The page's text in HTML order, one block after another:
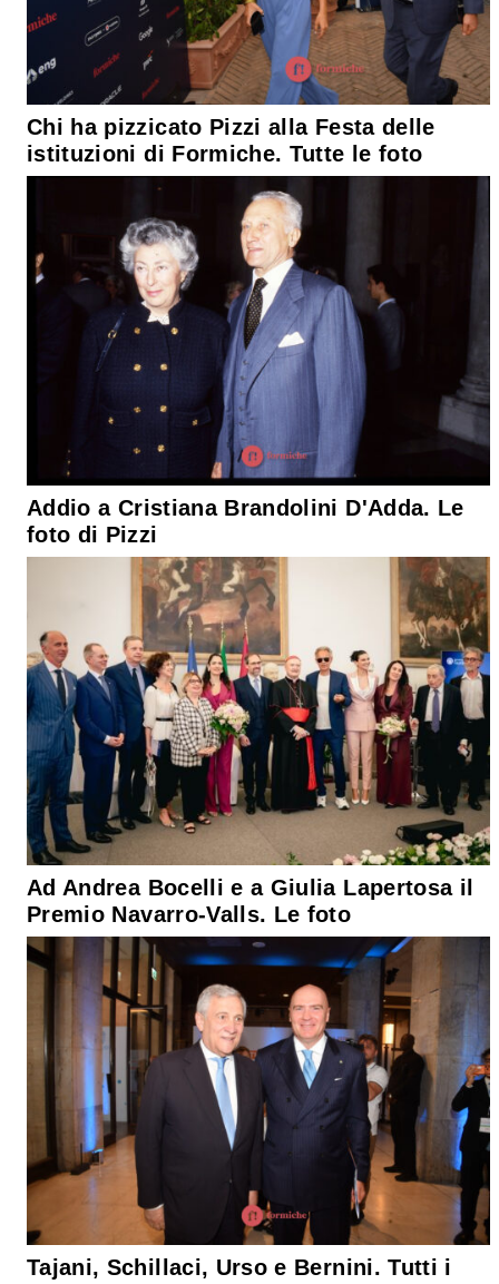
Chi ha pizzicato Pizzi alla Festa delle
istituzioni di Formiche. Tutte le foto
Addio a Cristiana Brandolini D'Adda. Le
foto di Pizzi
Ad Andrea Bocelli e a Giulia Lapertosa il
Premio Navarro‑Valls. Le foto
Tajani, Schillaci, Urso e Bernini. Tutti i